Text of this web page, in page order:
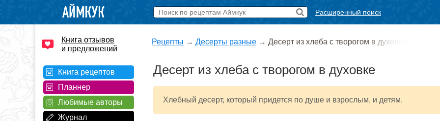
Расширенный поиск
Книга отзывов
и предложений
Книга рецептов
Планнер
Любимые авторы
Журнал
Рецепты → Десерты разные → Десерт из хлеба с творогом в духовке
Десерт из хлеба с творогом в духовке
Хлебный десерт, который придется по душе и взрослым, и детям.